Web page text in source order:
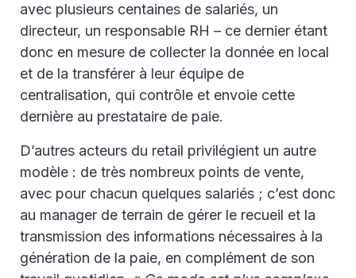
avec plusieurs centaines de salariés, un
directeur, un responsable RH – ce dernier étant
donc en mesure de collecter la donnée en local
et de la transférer à leur équipe de
centralisation, qui contrôle et envoie cette
dernière au prestataire de paie.
D’autres acteurs du retail privilégient un autre
modèle : de très nombreux points de vente,
avec pour chacun quelques salariés ; c’est donc
au manager de terrain de gérer le recueil et la
transmission des informations nécessaires à la
génération de la paie, en complément de son